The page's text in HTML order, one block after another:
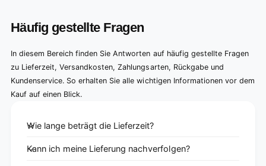
Häufig gestellte Fragen
In diesem Bereich finden Sie Antworten auf häufig gestellte Fragen
zu Lieferzeit, Versandkosten, Zahlungsarten, Rückgabe und
Kundenservice. So erhalten Sie alle wichtigen Informationen vor dem
Kauf auf einen Blick.
Wie lange beträgt die Lieferzeit?
Kann ich meine Lieferung nachverfolgen?